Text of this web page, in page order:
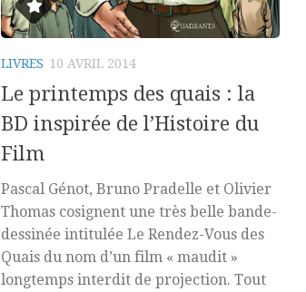
LIVRES 10 AVRIL 2014
Le printemps des quais : la
BD inspirée de l’Histoire du
Film
Pascal Génot, Bruno Pradelle et Olivier
Thomas cosignent une très belle bande-
dessinée intitulée Le Rendez-Vous des
Quais du nom d’un film « maudit »
longtemps interdit de projection. Tout